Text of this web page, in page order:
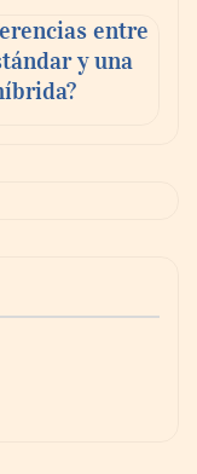
entre
y una